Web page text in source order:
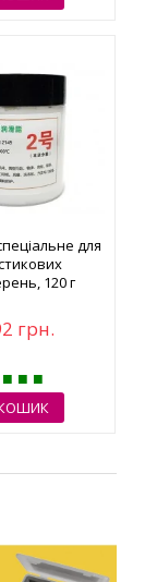
для
120 г
грн.